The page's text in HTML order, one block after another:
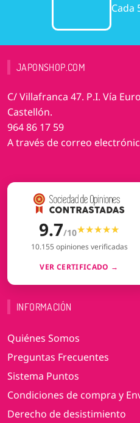
Cada
JAPONSHOP.COM
C/ Villafranca 47. P.I. Vía
Castellón.
964 86 17 59
A través de correo
9.7/10★★★★★
★★★★★
10.155 opiniones verificadas
VER CERTIFICADO →
INFORMACIÓN
Quiénes Somos
Preguntas Frecuentes
Sistema Puntos
Condiciones de compra y
Derecho de desistimiento